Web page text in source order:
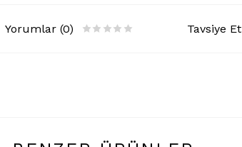
Yorumlar (0) Tavsiye Et